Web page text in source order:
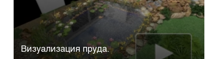
Визуализация пруда.